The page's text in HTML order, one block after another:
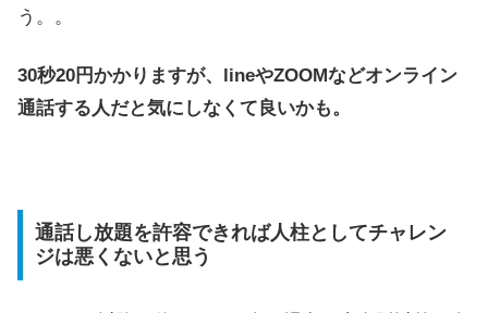
う。。
30秒20円かかりますが、lineやZOOMなどオンライン
通話する人だと気にしなくて良いかも。
通話し放題を許容できれば人柱としてチャレン
ジは悪くないと思う